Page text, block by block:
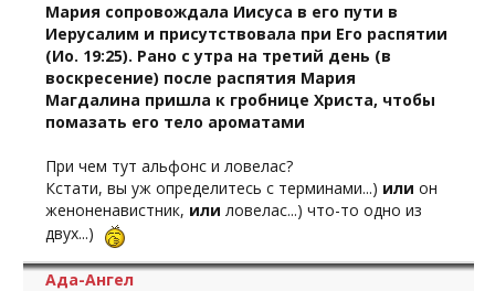
Мария сопровождала Иисуса в его пути в
Иерусалим и присутствовала при Его распятии
(Ио. 19:25). Рано с утра на третий день (в
воскресение) после распятия Мария
Магдалина пришла к гробнице Христа, чтобы
помазать его тело ароматами
При чем тут альфонс и ловелас?
Кстати, вы уж определитесь с терминами...) или он
женоненавистник, или ловелас...) что-то одно из
двух...)
Ада-Ангел